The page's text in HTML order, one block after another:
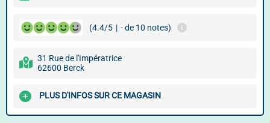
(4.4/5 | - de 10 notes)
31 Rue de l'Impératrice
62600 Berck
PLUS D'INFOS SUR CE MAGASIN